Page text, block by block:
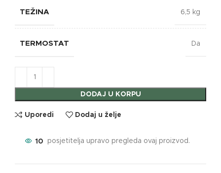
TEŽINA 6,5 kg
TERMOSTAT Da
DODAJ U KORPU
Uporedi Dodaj u želje
10 posjetitelja upravo pregleda ovaj proizvod.